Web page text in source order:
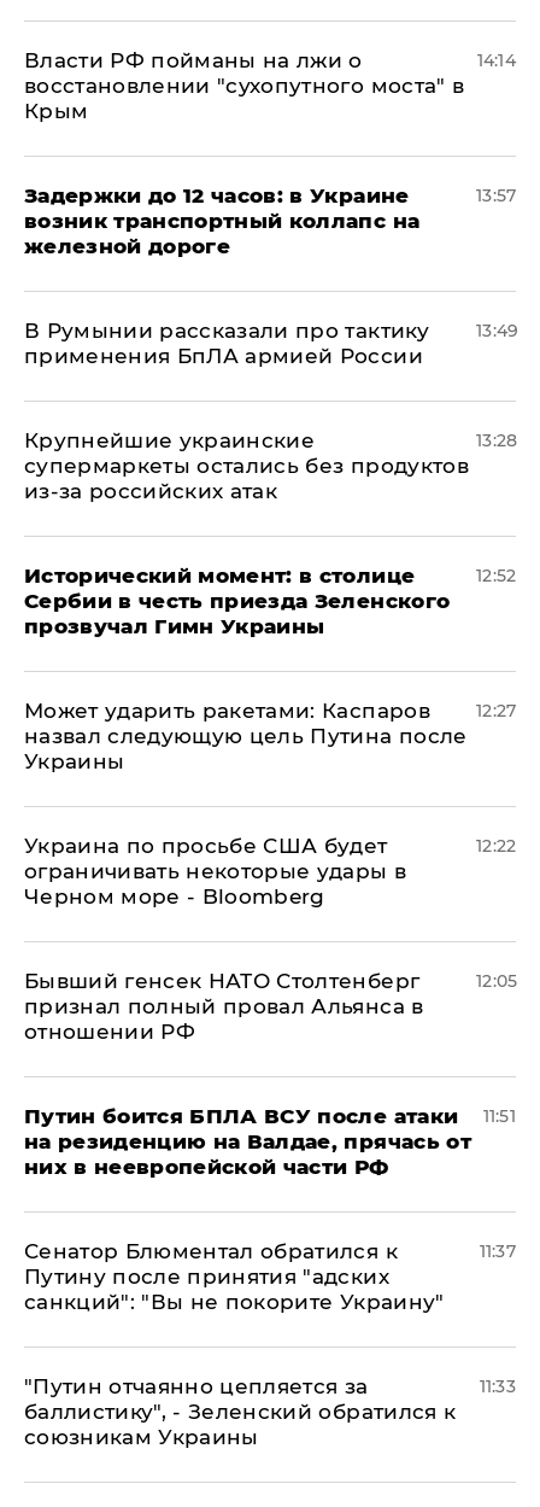
Власти РФ пойманы на лжи о
восстановлении "сухопутного моста" в
Крым
14:14
Задержки до 12 часов: в Украине
возник транспортный коллапс на
железной дороге
13:57
В Румынии рассказали про тактику
применения БпЛА армией России
13:49
Крупнейшие украинские
супермаркеты остались без продуктов
из-за российских атак
13:28
Исторический момент: в столице
Сербии в честь приезда Зеленского
прозвучал Гимн Украины
12:52
Может ударить ракетами: Каспаров
назвал следующую цель Путина после
Украины
12:27
Украина по просьбе США будет
ограничивать некоторые удары в
Черном море - Bloomberg
12:22
Бывший генсек НАТО Столтенберг
признал полный провал Альянса в
отношении РФ
12:05
Путин боится БПЛА ВСУ после атаки
на резиденцию на Валдае, прячась от
них в неевропейской части РФ
11:51
Сенатор Блюментал обратился к
Путину после принятия "адских
санкций": "Вы не покорите Украину"
11:37
"Путин отчаянно цепляется за
баллистику", - Зеленский обратился к
союзникам Украины
11:33